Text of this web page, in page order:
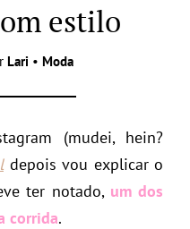
estilo
Lari • Moda
(mudei, hein?
depois vou explicar o
ter notado, um dos
corrida.